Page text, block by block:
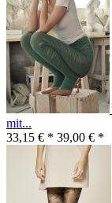
mit...
33,15 € * 39,00 € *